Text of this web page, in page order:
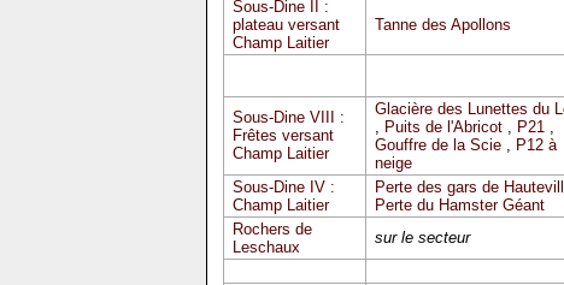
Sous-Dine II :
plateau versant
Champ Laitier
Tanne des Apollons
Sous-Dine VIII :
Frêtes versant
Champ Laitier
Glacière des Lunettes du
, Puits de l'Abricot, P21,
Gouffre de la Scie, P12 à
neige
Sous-Dine IV :
Champ Laitier
Perte des gars de
Perte du Hamster Géant
Rochers de
Leschaux
sur le secteur